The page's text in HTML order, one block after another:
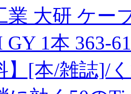
業 大研 ケー
GY 1本 363-
】[本/雑誌]/